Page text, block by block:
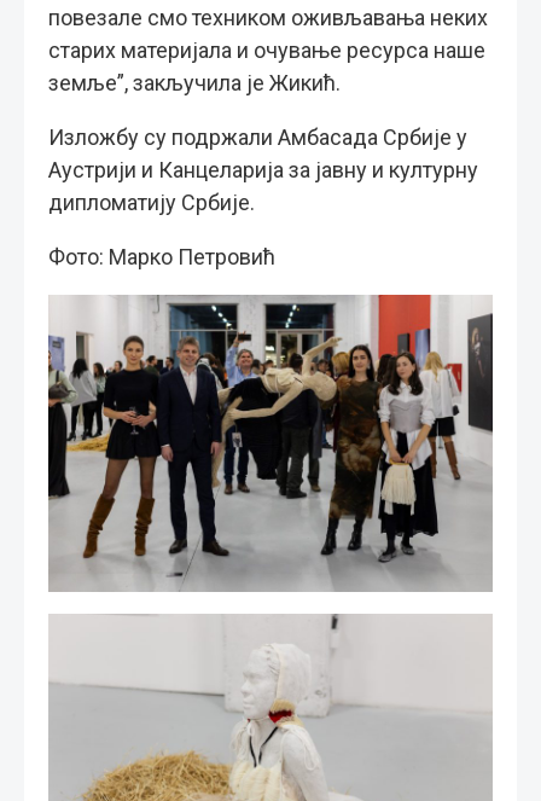
повезале смо техником оживљавања неких
старих материјала и очување ресурса наше
земље”, закључила је Жикић.
Изложбу су подржали Амбасада Србије у
Аустрији и Канцеларија за јавну и културну
дипломатију Србије.
Фото: Марко Петровић